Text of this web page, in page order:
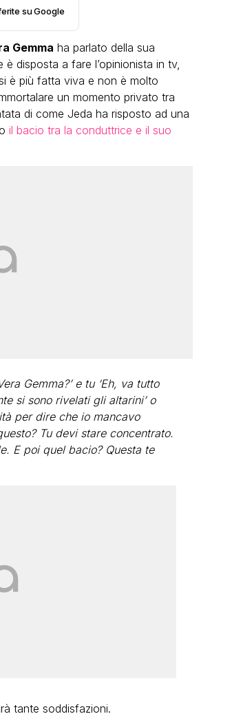
su Google
Gemma ha parlato della sua
disposta a fare l’opinionista in tv,
è più fatta viva e non è molto
un momento privato tra
di come Jeda ha risposto ad una
il bacio tra la conduttrice e il suo
Gemma?’ e tu ‘Eh, va tutto
si sono rivelati gli altarini’ o
per dire che io mancavo
Tu devi stare concentrato.
E poi quel bacio? Questa te
tante soddisfazioni.